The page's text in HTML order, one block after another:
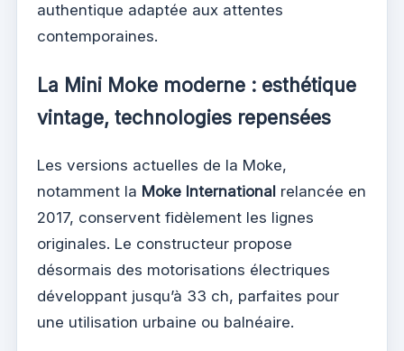
authentique adaptée aux attentes
contemporaines.
La Mini Moke moderne : esthétique
vintage, technologies repensées
Les versions actuelles de la Moke,
notamment la Moke International relancée en
2017, conservent fidèlement les lignes
originales. Le constructeur propose
désormais des motorisations électriques
développant jusqu’à 33 ch, parfaites pour
une utilisation urbaine ou balnéaire.